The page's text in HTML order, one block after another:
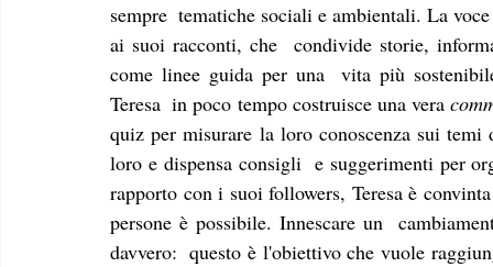
sempre  tematiche sociali e ambientali. La
ai suoi racconti, che  condivide storie,
come linee guida per una  vita più
Teresa  in poco tempo costruisce una vera
quiz per misurare la loro conoscenza sui
loro e dispensa consigli  e suggerimenti per
rapporto con i suoi followers, Teresa è
persone è possibile. Innescare un
davvero:  questo è l'obiettivo che vuole